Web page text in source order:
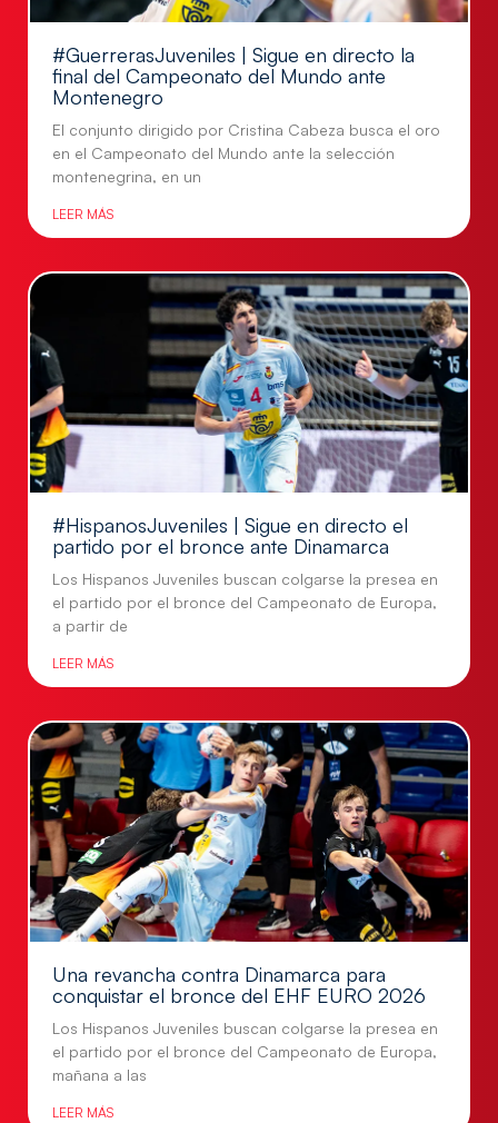
#GuerrerasJuveniles | Sigue en directo la
final del Campeonato del Mundo ante
Montenegro
El conjunto dirigido por Cristina Cabeza busca el oro
en el Campeonato del Mundo ante la selección
montenegrina, en un
LEER MÁS
#HispanosJuveniles | Sigue en directo el
partido por el bronce ante Dinamarca
Los Hispanos Juveniles buscan colgarse la presea en
el partido por el bronce del Campeonato de Europa,
a partir de
LEER MÁS
Una revancha contra Dinamarca para
conquistar el bronce del EHF EURO 2026
Los Hispanos Juveniles buscan colgarse la presea en
el partido por el bronce del Campeonato de Europa,
mañana a las
LEER MÁS